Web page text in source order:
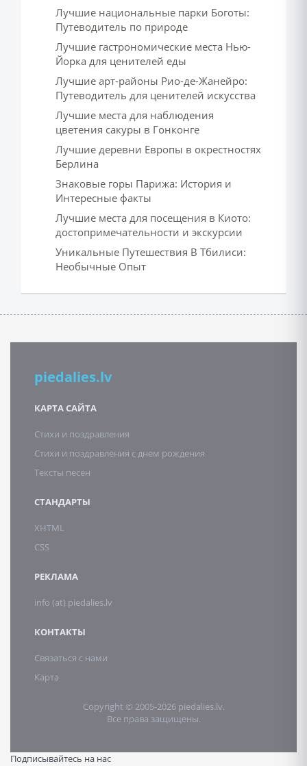
Лучшие национальные парки Боготы:
Путеводитель по природе
Лучшие гастрономические места Нью-
Йорка для ценителей еды
Лучшие арт-районы Рио-де-Жанейро:
Путеводитель для ценителей искусства
Лучшие места для наблюдения
цветения сакуры в Гонконге
Лучшие деревни Европы в окрестностях
Берлина
Знаковые горы Парижа: История и
Интересные факты
Лучшие места для посещения в Киото:
достопримечательности и экскурсии
Уникальные Путешествия В Тбилиси:
Необычные Опыт
piedalies.lv
КАРТА САЙТА
Стихи и поздравления
Стихи и поздравления с днем рождения
Тексты песен
СТАНДАРТЫ
XHTML
CSS
РЕКЛАМА
info (at) piedalies.lv
КОНТАКТЫ
Связаться с нами
Карта
Copyright © 2005-2026 piedalies.lv.
Все права защищены.
Подписывайтесь на нас